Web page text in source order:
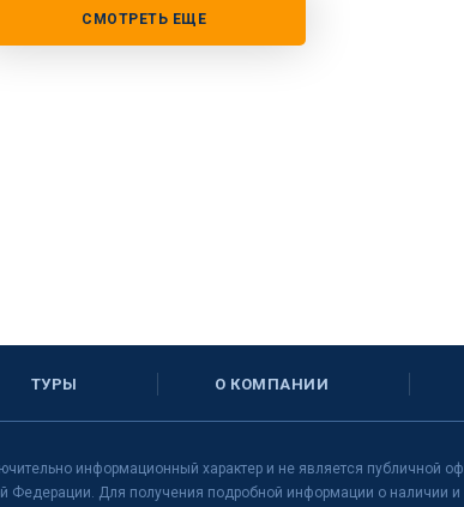
СМОТРЕТЬ ЕЩЕ
ТУРЫ О КОМПАНИИ
информационный характер и не является публичной
Федерации. Для получения подробной информации о наличии и